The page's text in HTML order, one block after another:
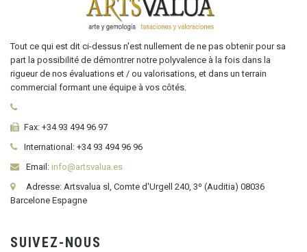
Tout ce qui est dit ci-dessus n'est nullement de ne pas obtenir pour sa
part la possibilité de démontrer notre polyvalence à la fois dans la
rigueur de nos évaluations et / ou valorisations, et dans un terrain
commercial formant une équipe à vos côtés.
Fax: +34 93 494 96 97
International: +34 93 494 96 96
Email: info@artsvalua.es
Adresse: Artsvalua sl, Comte d'Urgell 240, 3º (Auditia) 08036
Barcelone Espagne
SUIVEZ-NOUS